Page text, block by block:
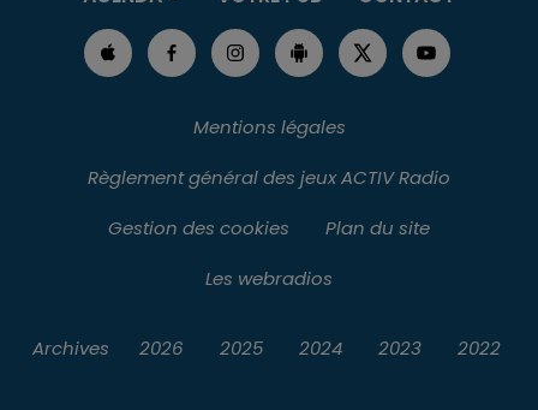
Mentions légales
Règlement général des jeux ACTIV Radio
Gestion des cookies
Plan du site
Les webradios
Archives 2026 2025 2024 2023 2022